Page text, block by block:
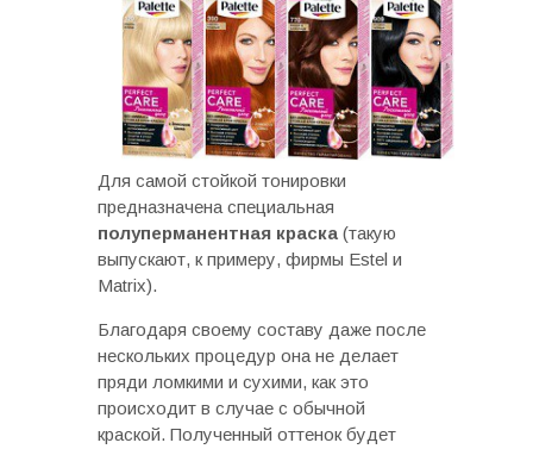
Для самой стойкой тонировки
предназначена специальная
полуперманентная краска (такую
выпускают, к примеру, фирмы Estel и
Matrix).
Благодаря своему составу даже после
нескольких процедур она не делает
пряди ломкими и сухими, как это
происходит в случае с обычной
краской. Полученный оттенок будет